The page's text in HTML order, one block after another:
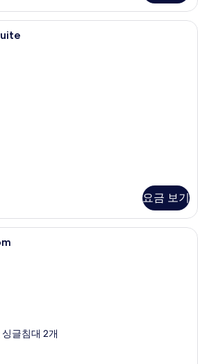
Anantara Riverfront Suite | 고급 침
요금 보기
고급 침구, 오리/거위털 이불, 객실 내
글침대 2개